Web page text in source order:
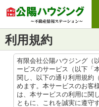
利用規約
有限会社公陽ハウジング（
ービスのサービス（以下「
関し、以下の通り利用規約
めます。本サービスのお客
は、本サービスの利用に関
ともに、これを誠実に遵守